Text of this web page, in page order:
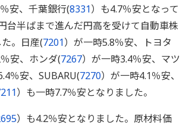
安、千葉銀行(8331）も4.7％安となって
台半ばまで進んだ円高を受けて自動車株
。日産(7201）が一時5.8％安、トヨタ
安、ホンダ(7267）が一時3.4％安、マツ
％安、SUBARU(7270）が一時4.1％安、
）も一時7.7％安となりました。
）も4.2％安となりました。原材料価